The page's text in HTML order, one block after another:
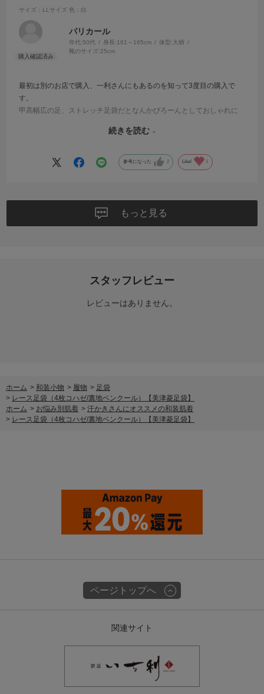
サイズ：LLサイズ 色：白
パリカール
年代:50代 身長:161～165cm 体型:大柄
靴のサイズ:25cm
最初は別のお店で購入、一利さんにもあるのを知って3度目の購入で
す。
甲高幅広の足、ストレッチ足袋だとなんかびろーんとしておしゃれに
こちらは大きめの足を優しく適度にキリッと見せてくれます。程よい
24.5〜25が靴のサイズですが、LLで少し余裕あり。足袋は通常少しき
ついくらいな認識ですが、もしかしたらLでも履けるだろうか？
ありがとうレース足袋さま。
続きを読む
参考になった 2 Like! 1
もっと見る
スタッフレビュー
レビューはありません。
ホーム > 和装小物 > 履物 > 足袋
> レース足袋（4枚コハゼ/裏地ベンクール）【美津菱足袋】
ホーム > お悩み別肌着 > 汗かきさんにオススメの和装肌着
> レース足袋（4枚コハゼ/裏地ベンクール）【美津菱足袋】
ページトップへ
関連サイト